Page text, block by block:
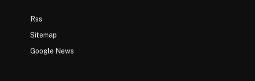
Rss
Sitemap
Google News